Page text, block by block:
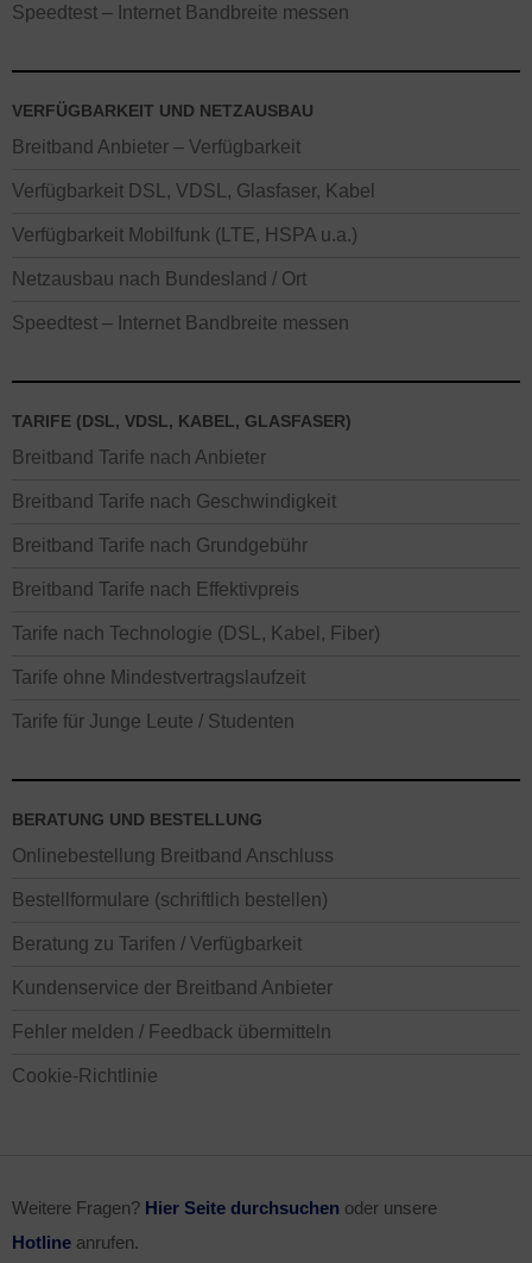
Speedtest – Internet Bandbreite messen
VERFÜGBARKEIT UND NETZAUSBAU
Breitband Anbieter – Verfügbarkeit
Verfügbarkeit DSL, VDSL, Glasfaser, Kabel
Verfügbarkeit Mobilfunk (LTE, HSPA u.a.)
Netzausbau nach Bundesland / Ort
Speedtest – Internet Bandbreite messen
TARIFE (DSL, VDSL, KABEL, GLASFASER)
Breitband Tarife nach Anbieter
Breitband Tarife nach Geschwindigkeit
Breitband Tarife nach Grundgebühr
Breitband Tarife nach Effektivpreis
Tarife nach Technologie (DSL, Kabel, Fiber)
Tarife ohne Mindestvertragslaufzeit
Tarife für Junge Leute / Studenten
BERATUNG UND BESTELLUNG
Onlinebestellung Breitband Anschluss
Bestellformulare (schriftlich bestellen)
Beratung zu Tarifen / Verfügbarkeit
Kundenservice der Breitband Anbieter
Fehler melden / Feedback übermitteln
Cookie-Richtlinie
Weitere Fragen? Hier Seite durchsuchen oder unsere
Hotline anrufen.